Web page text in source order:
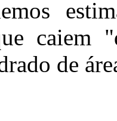
caiem
de